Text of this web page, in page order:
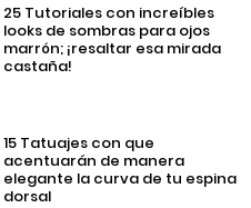
25 Tutoriales con increíbles
looks de sombras para ojos
marrón; ¡resaltar esa mirada
castaña!
15 Tatuajes con que
acentuarán de manera
elegante la curva de tu espina
dorsal